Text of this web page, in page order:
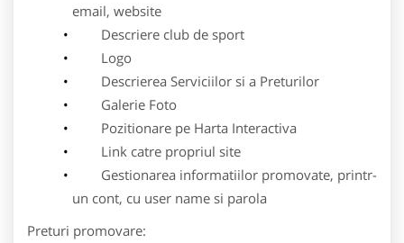
email, website
Descriere club de sport
Logo
Descrierea Serviciilor si a Preturilor
Galerie Foto
Pozitionare pe Harta Interactiva
Link catre propriul site
Gestionarea informatiilor promovate, printr-
un cont, cu user name si parola
Preturi promovare: